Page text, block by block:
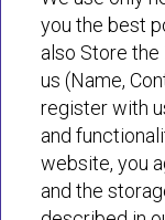
Политика
©
you the best
also Store
us (Name,
register with
and
website, you
and the